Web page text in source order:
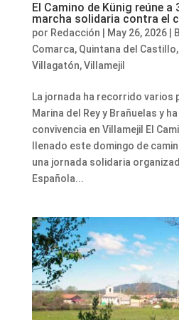
El Camino de Künig reúne a
marcha solidaria contra el
por Redacción May 26, 2026|
Comarca, Quintana del Castillo,
Villagatón,Villamejil
La jornada ha recorrido varios
Marina del Rey y Brañuelas y
convivencia en Villamejil El
llenado este domingo de
una jornada solidaria
Española...